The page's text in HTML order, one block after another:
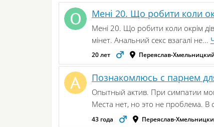
Мені 20. Що робити коли
Мені 20. Що робити коли окрім
мінет. Анальний секс взагалі не...
20 лет Переяслав-
Познакомлюсь с парнем
Опытный актив. При симпатии
Места нет, но это не проблема. В
43 года Переяслав-